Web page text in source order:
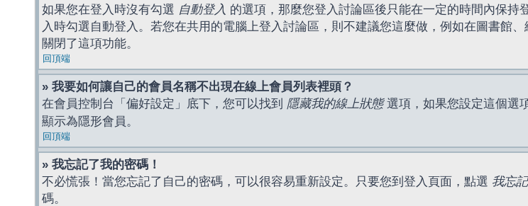
如果您在登入時沒有勾選 自動登入 的選項，那麼您登入討論區後只能在一定的時間內保
入時勾選自動登入。若您在共用的電腦上登入討論區，則不建議您這麼做，例如在圖書館
關閉了這項功能。
回頂端
» 我要如何讓自己的會員名稱不出現在線上會員列表裡頭？
在會員控制台「偏好設定」底下，您可以找到 隱藏我的線上狀態選項，如果您設定這個選
顯示為隱形會員。
回頂端
» 我忘記了我的密碼！
不必慌張！當您忘記了自己的密碼，可以很容易重新設定。只要您到登入頁面，點選 我忘
碼。